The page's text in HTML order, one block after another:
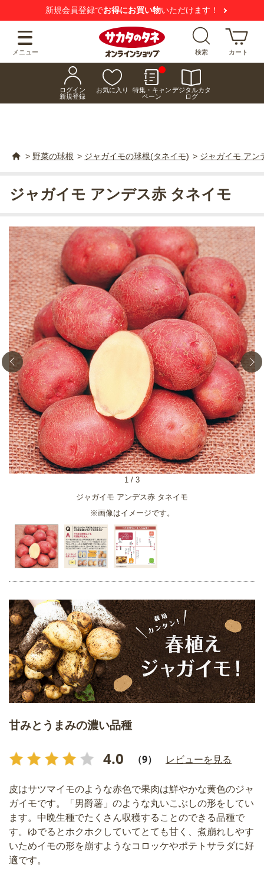
新規会員登録でお得にお買い物いただけます！
メニュー 検索 カート
ログイン
新規登録
お気に入り
特集・キャン
ペーン
デジタルカタ
ログ
> 野菜の球根 > ジャガイモの球根(タネイモ) > ジャガイモ アン
ジャガイモ アンデス赤 タネイモ
※画像はイメージです。
1 / 3
ジャガイモ アンデス赤 タネイモ
甘みとうまみの濃い品種
4.0 （9） レビューを見る
皮はサツマイモのような赤色で果肉は鮮やかな黄色のジャ
ガイモです。「男爵薯」のような丸いこぶしの形をしてい
ます。中晩生種でたくさん収穫することのできる品種で
す。ゆでるとホクホクしていてとても甘く、煮崩れしやす
いためイモの形を崩すようなコロッケやポテトサラダに好
適です。